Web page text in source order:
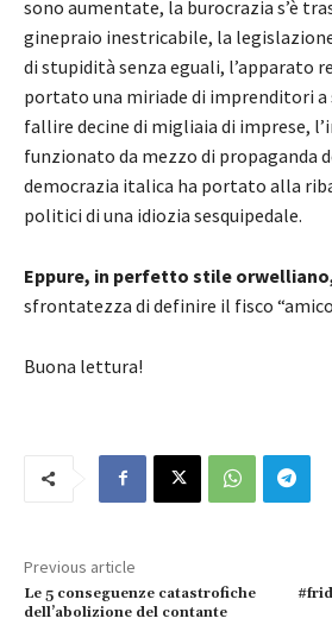
sono aumentate, la burocrazia s’è
ginepraio inestricabile, la
di stupidità senza eguali, l’apparato
portato una miriade di imprenditori a
fallire decine di migliaia di imprese,
funzionato da mezzo di propaganda
democrazia italica ha portato alla
politici di una idiozia sesquipedale.
Eppure, in perfetto stile
sfrontatezza di definire il fisco
Buona lettura!
Previous article
Le 5 conseguenze catastrofiche
dell’abolizione del contante